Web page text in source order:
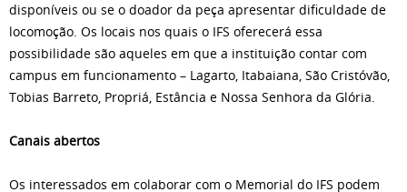
disponíveis ou se o doador da peça apresentar dificuldade de
locomoção. Os locais nos quais o IFS oferecerá essa
possibilidade são aqueles em que a instituição contar com
campus em funcionamento – Lagarto, Itabaiana, São Cristóvão,
Tobias Barreto, Propriá, Estância e Nossa Senhora da Glória.
Canais abertos
Os interessados em colaborar com o Memorial do IFS podem